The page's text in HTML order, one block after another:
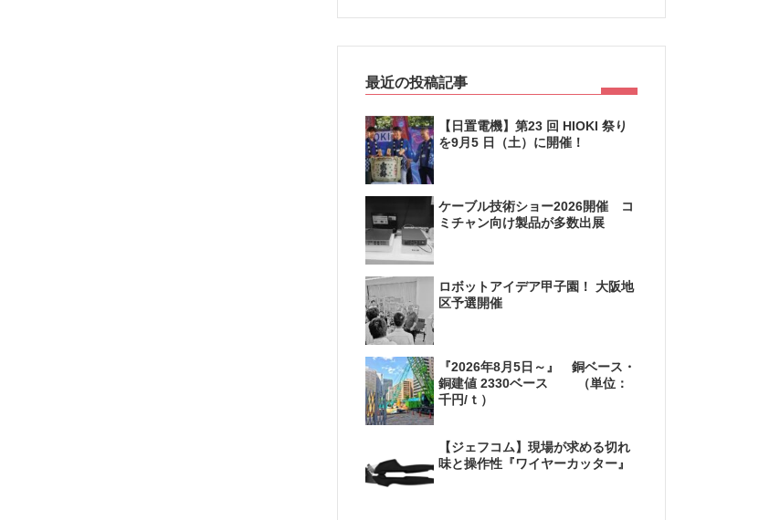
最近の投稿記事
【日置電機】第23 回 HIOKI 祭り
を9月5 日（土）に開催！
ケーブル技術ショー2026開催 コ
ミチャン向け製品が多数出展
ロボットアイデア甲子園！ 大阪地
区予選開催
『2026年8月5日～』 銅ベース・
銅建値 2330ベース （単位：
千円/ｔ）
【ジェフコム】現場が求める切れ
味と操作性『ワイヤーカッター』